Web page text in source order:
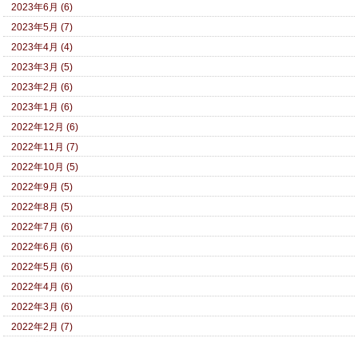
2023年6月 (6)
2023年5月 (7)
2023年4月 (4)
2023年3月 (5)
2023年2月 (6)
2023年1月 (6)
2022年12月 (6)
2022年11月 (7)
2022年10月 (5)
2022年9月 (5)
2022年8月 (5)
2022年7月 (6)
2022年6月 (6)
2022年5月 (6)
2022年4月 (6)
2022年3月 (6)
2022年2月 (7)